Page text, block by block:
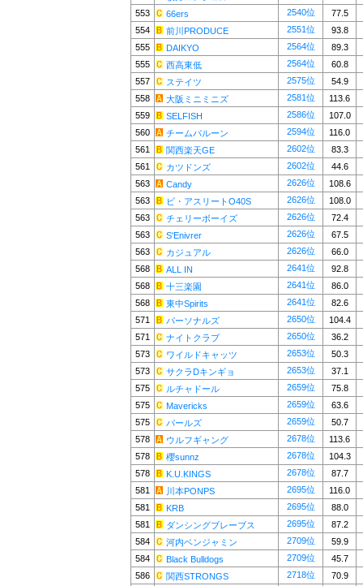
553
66ers 2540位
77.5
554
前川PRODUCE 2551位
93.8
555
DAIKYO 2564位
89.3
555
西高東低 2564位
60.8
557
ステイツ 2575位
54.9
558
大阪ミニミニズ 2581位
113.6
559
SELFISH 2586位
107.0
560
チームバルーン 2594位
116.0
561
関西楽天GE 2602位
83.3
561
カツドンズ 2602位
44.6
563
Candy 2626位
108.6
563
ビ・アスリートO40S 2626位
108.0
563
チェリーボーイズ 2626位
72.4
563
S'Enivrer 2626位
67.5
563
カジュアル 2626位
66.0
568
ALL IN 2641位
92.8
568
十三楽園 2641位
86.0
568
東中Spirits 2641位
82.6
571
パーソナルズ 2650位
104.4
571
ナイトクラブ 2650位
36.2
573
ワイルドキャッツ 2653位
50.3
573
サクラDキンギョ 2653位
37.1
575
ルチャドール 2659位
75.8
575
Mavericks 2659位
63.6
575
パールズ 2659位
50.7
578
ウルフギャング 2678位
113.6
578
櫻sunnz 2678位
104.3
578
K.U.KINGS 2678位
87.7
581
川本PONPS 2695位
116.0
581
KRB 2695位
88.0
581
ダンシングブレーブス 2695位
87.2
584
河内ベンジャミン 2709位
59.9
584
Black Bulldogs 2709位
45.7
586
関西STRONGS 2718位
70.9